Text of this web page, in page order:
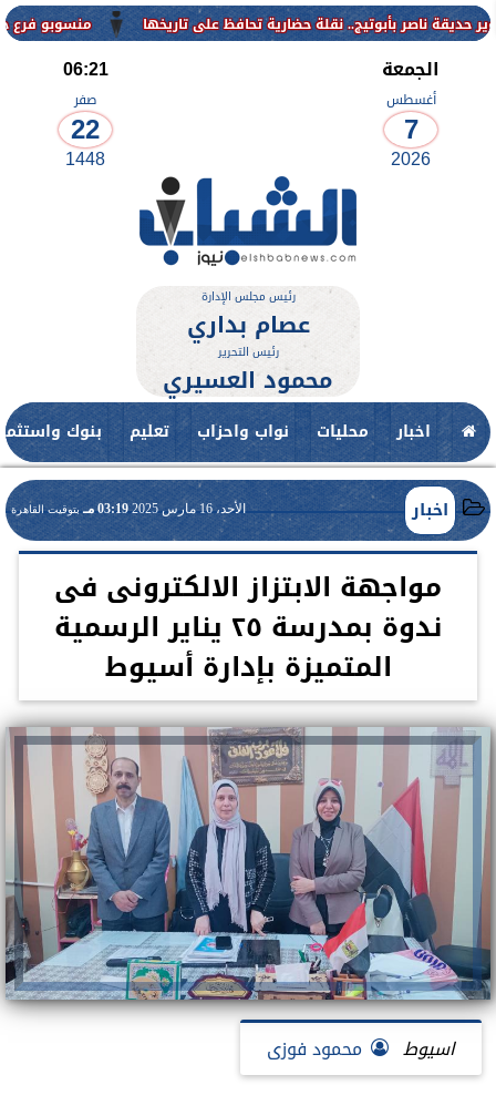
منسوبو فرع جامعة
الجمعة
أغسطس
7
2026
06:21
صفر
22
1448
رئيس مجلس الإدارة
عصام بداري
رئيس التحرير
محمود العسيري
اخبار محليات نواب واحزاب تعليم بنوك
اخبار الأحد، 16 مارس 2025 03:19 مـ بتوقيت القاهرة
مواجهة الابتزاز الالكترونى فى
ندوة بمدرسة ٢٥ يناير الرسمية
المتميزة بإدارة أسيوط
اسيوط محمود فوزى